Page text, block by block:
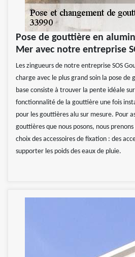
Pose de gouttière en
Mer avec notre entreprise
Les zingueurs de notre entreprise SOS
charge avec le plus grand soin la pose
base consiste à trouver la pente idéale
fonctionnalité de la gouttière une fois
pour les gouttières alu sur mesure. Pour
gouttières que nous posons, nous
choix des accessoires de fixation : des
supporter les poids des eaux de pluie.